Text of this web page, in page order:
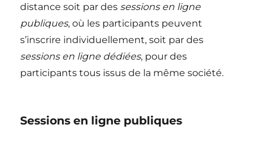
distance soit par des sessions en ligne
publiques, où les participants peuvent
s’inscrire individuellement, soit par des
sessions en ligne dédiées, pour des
participants tous issus de la même société.
Sessions en ligne publiques